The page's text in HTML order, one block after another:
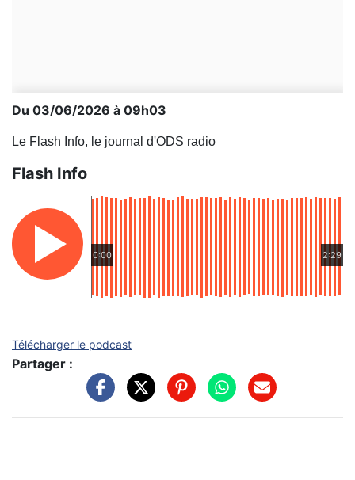
Du 03/06/2026 à 09h03
Le Flash Info, le journal d'ODS radio
Flash Info
0:00 2:29
Télécharger le podcast
Partager :